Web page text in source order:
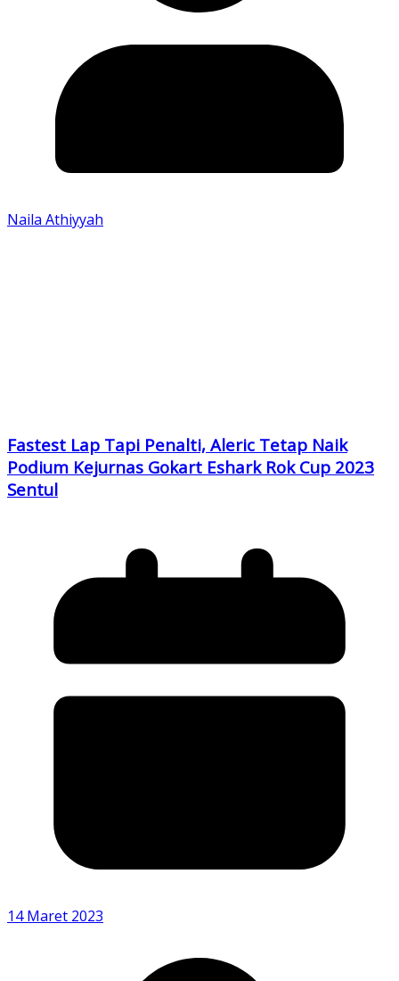
Naila Athiyyah
Fastest Lap Tapi Penalti, Aleric Tetap Naik
Podium Kejurnas Gokart Eshark Rok Cup 2023
Sentul
14 Maret 2023